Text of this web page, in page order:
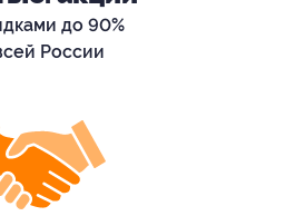
до 90%
России